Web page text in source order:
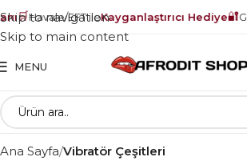
🛒Havale/EFT ileKayganlaştırıcı Hediye🔐
Skip to navigation
Skip to main content
MENU
Ana Sayfa Vibratör Çeşitleri